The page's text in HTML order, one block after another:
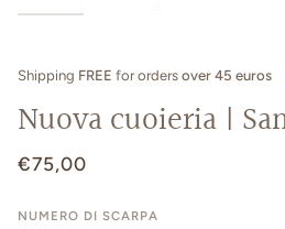
Shipping FREE for orders over 45 euros
Nuova cuoieria |
€75,00
NUMERO DI SCARPA